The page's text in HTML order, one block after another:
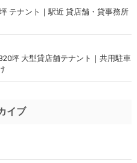
テナント｜駅近 貸店舗・貸事務所
坪 大型貸店舗テナント｜共用駐車
イブ